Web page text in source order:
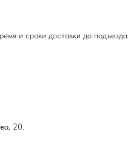
и сроки доставки до подъезда
20.